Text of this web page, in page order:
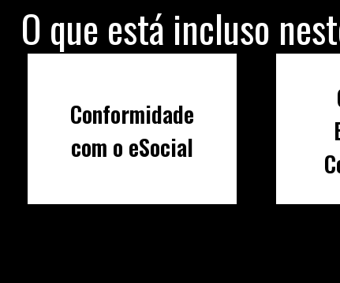
O que está incluso
Conformidade
com o eSocial